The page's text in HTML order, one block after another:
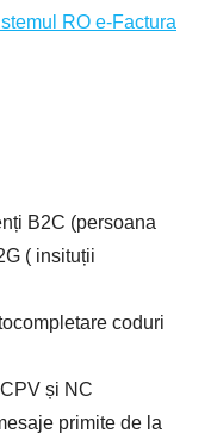
RO e-Factura
B2C (persoana
( insituții
coduri
și NC
primite de la